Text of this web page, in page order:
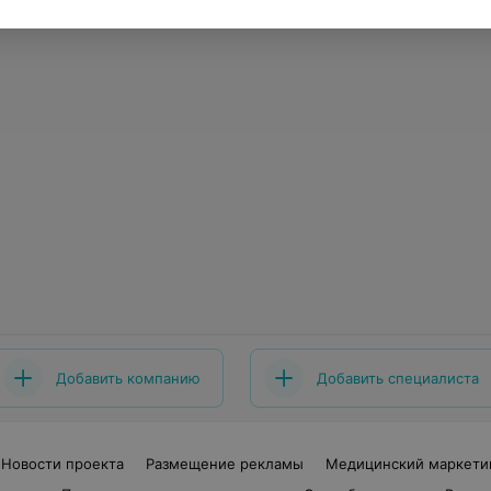
Добавить компанию Добавить специалиста
Новости проекта Размещение рекламы
Медицинский